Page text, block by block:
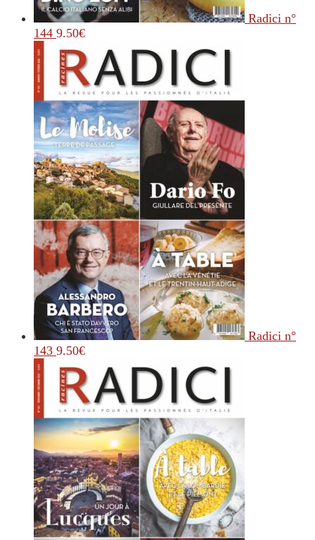
Radici n°
144 9.50€
Radici n°
143 9.50€